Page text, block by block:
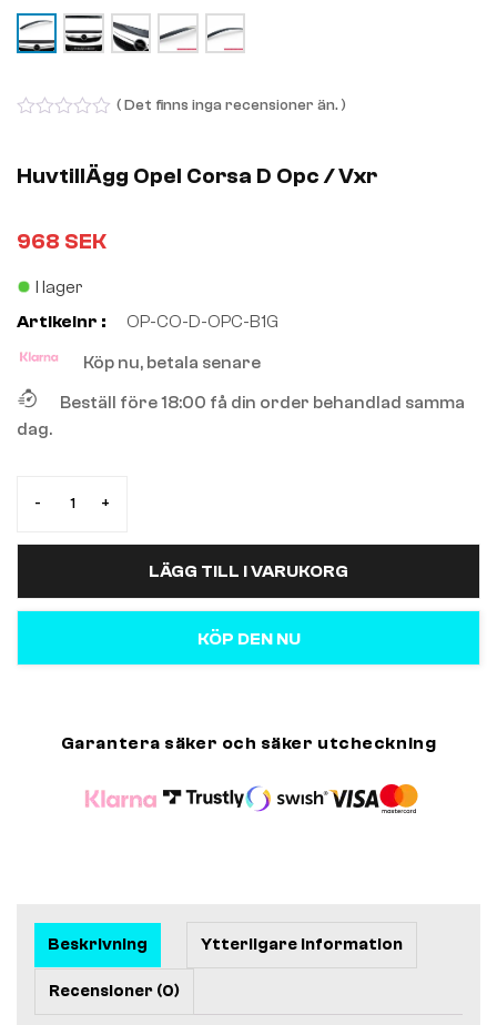
of
5
( Det finns inga recensioner än. )
HuvtillÄgg Opel Corsa D Opc / Vxr
968 SEK
I lager
Artikelnr :
OP-CO-D-OPC-B1G
Köp nu, betala senare
Beställ före 18:00 få din order behandlad samma
dag.
- +
LÄGG TILL I VARUKORG
KÖP DEN NU
Garantera säker och säker utcheckning
Beskrivning Ytterligare information
Recensioner (0)